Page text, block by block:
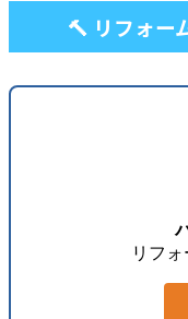
🔨 リフォー
リフ